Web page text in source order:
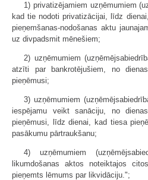
1) privatizējamiem uzņēmumiem
kad tie nodoti privatizācijai, līdz
pieņemšanas-nodošanas aktu
uz divpadsmit mēnešiem;
2) uzņēmumiem
atzīti par bankrotējušiem, no
pieņēmusi;
3) uzņēmumiem
iespējamu veikt sanāciju, no
pieņēmusi, līdz dienai, kad tiesa
pasākumu pārtraukšanu;
4) uzņēmumiem
likumdošanas aktos noteiktajos
pieņemts lēmums par likvidāciju.";